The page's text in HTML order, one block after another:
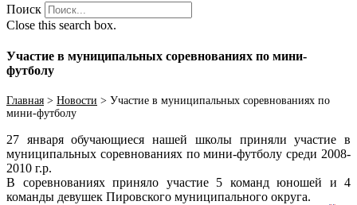
Поиск
Close this search box.
Участие в муниципальных соревнованиях по мини-
футболу
Главная > Новости > Участие в муниципальных соревнованиях по
мини-футболу
27 января обучающиеся нашей школы приняли участие в
муниципальных соревнованиях по мини-футболу среди 2008-
2010 г.р.
В соревнованиях приняло участие 5 команд юношей и 4
команды девушек Пировского муниципального округа.